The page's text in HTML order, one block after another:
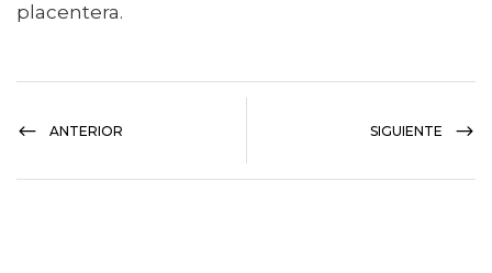
placentera.
ANTERIOR SIGUIENTE